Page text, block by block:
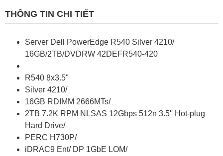
THÔNG TIN CHI TIẾT
Server Dell PowerEdge R540 Silver 4210/
16GB/2TB/DVDRW 42DEFR540-420
R540 8x3.5"
Silver 4210/
16GB RDIMM 2666MTs/
2TB 7.2K RPM NLSAS 12Gbps 512n 3.5'' Hot-plug
Hard Drive/
PERC H730P/
iDRAC9 Ent/ DP 1GbE LOM/